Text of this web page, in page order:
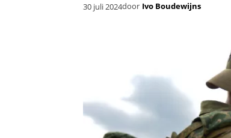
30 juli 2024door Ivo Boudewijns